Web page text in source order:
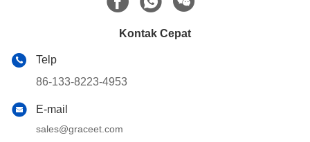
Kontak Cepat
Telp
86-133-8223-4953
E-mail
sales@graceet.com